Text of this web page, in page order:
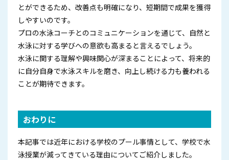
とができるため、改善点も明確になり、短期間で成果を獲得
しやすいのです。
プロの水泳コーチとのコミュニケーションを通じて、自然と
水泳に対する学びへの意欲も高まると言えるでしょう。
水泳に関する理解や興味関心が深まることによって、将来的
に自分自身で水泳スキルを磨き、向上し続ける力も養われる
ことが期待できます。
おわりに
本記事では近年における学校のプール事情として、学校で水
泳授業が減ってきている理由についてご紹介しました。